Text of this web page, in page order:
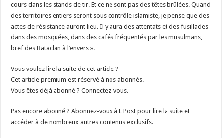
cours dans les stands de tir. Et ce ne sont pas des têtes brûlées. Quand
des territoires entiers seront sous contrôle islamiste, je pense que des
actes de résistance auront lieu. Il y aura des attentats et des fusillades
dans des mosquées, dans des cafés fréquentés par les musulmans,
bref des Bataclan à l’envers ».
Vous voulez lire la suite de cet article ?
Cet article premium est réservé à nos abonnés.
Vous êtes déjà abonné ? Connectez-vous.
Pas encore abonné ? Abonnez-vous à L Post pour lire la suite et
accéder à de nombreux autres contenus exclusifs.